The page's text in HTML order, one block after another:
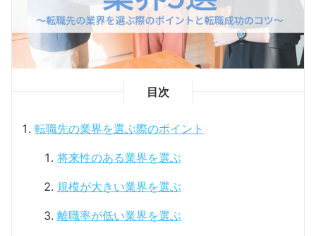
目次
転職先の業界を選ぶ際のポイント
将来性のある業界を選ぶ
規模が大きい業界を選ぶ
離職率が低い業界を選ぶ